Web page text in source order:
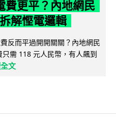
費更平？內地網民
解慳電邏輯
反而平過開開關關？內地網民
需 118 元人民幣，有人飆到
文